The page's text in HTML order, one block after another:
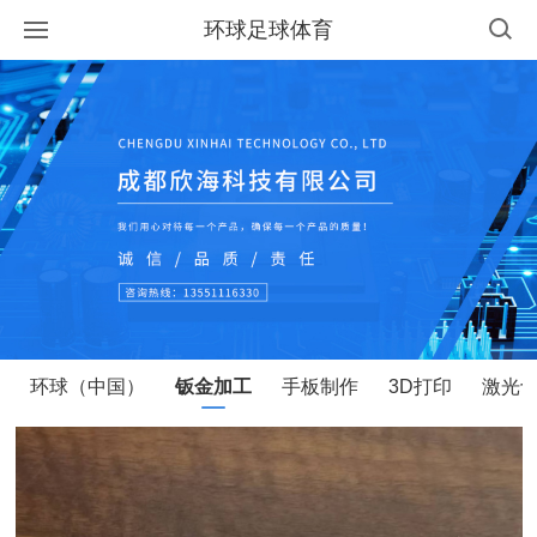
环球足球体育
环球（中国） 钣金加工 手板制作 3D打印 激光